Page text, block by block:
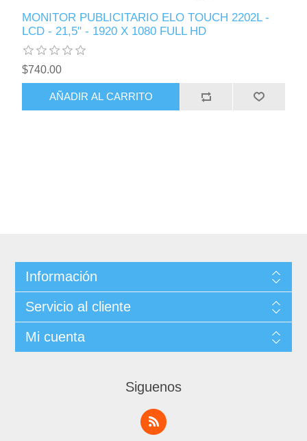
MONITOR PUBLICITARIO ELO TOUCH 2202L -
LCD - 21,5" - 1920 X 1080 FULL HD
$740.00
AÑADIR AL CARRITO
Información
Servicio al cliente
Mi cuenta
Siguenos